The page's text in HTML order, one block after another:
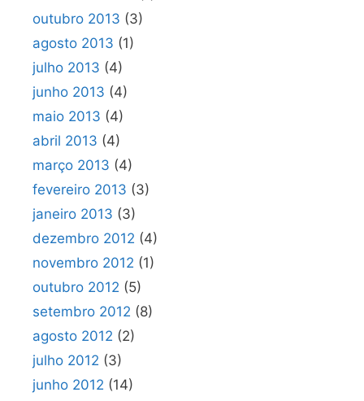
outubro 2013 (3)
agosto 2013 (1)
julho 2013 (4)
junho 2013 (4)
maio 2013 (4)
abril 2013 (4)
março 2013 (4)
fevereiro 2013 (3)
janeiro 2013 (3)
dezembro 2012 (4)
novembro 2012 (1)
outubro 2012 (5)
setembro 2012 (8)
agosto 2012 (2)
julho 2012 (3)
junho 2012 (14)